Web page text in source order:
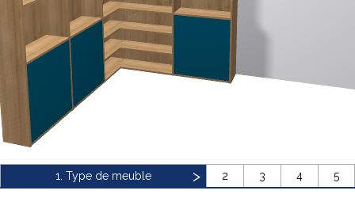
Bibliothèque
1. Type de meuble 2 3 4 5